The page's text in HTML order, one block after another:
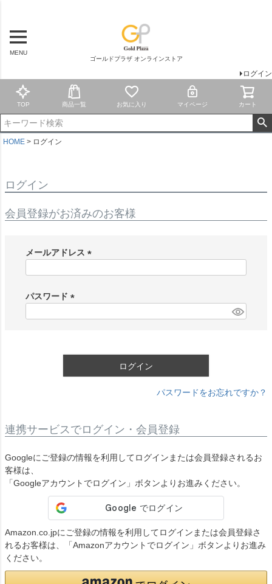
MENU
ゴールドプラザ オンラインストア
ログイン
TOP 商品一覧 お気に入り マイページ カート
HOME ログイン
ログイン
会員登録がお済みのお客様
メールアドレス
)
パスワード
ログイン
パスワードをお忘れですか？
連携サービスでログイン・会員登録
Googleにご登録の情報を利用してログインまたは会員登録されるお
客様は、
「Googleアカウントでログイン」ボタンよりお進みください。
Amazon.co.jpにご登録の情報を利用してログインまたは会員登録さ
れるお客様は、「Amazonアカウントでログイン」ボタンよりお進み
ください。